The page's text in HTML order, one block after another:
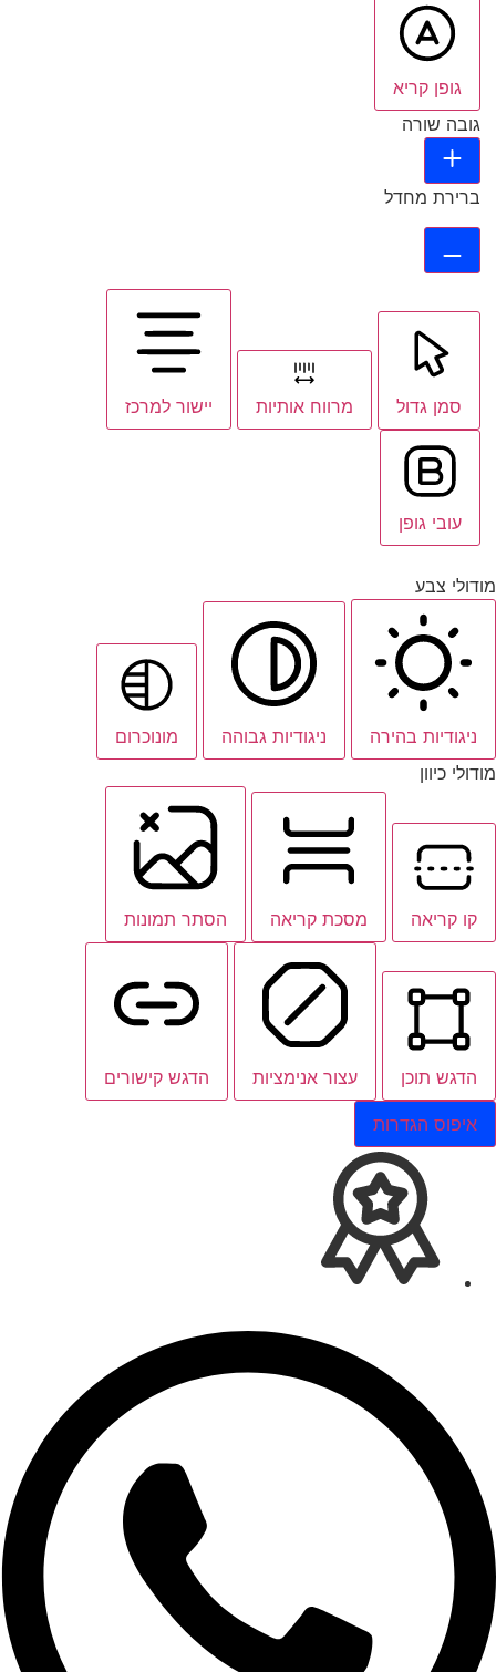
גופן קריא
גובה שורה
ברירת מחדל
סמן גדול מרווח אותיות יישור למרכז
עובי גופן
מודולי צבע
ניגודיות בהירה ניגודיות גבוהה
מונוכרום
מודולי כיוון
קו קריאה מסכת קריאה הסתר תמונות
הדגש תוכן עצור אנימציות הדגש קישורים
איפוס הגדרות